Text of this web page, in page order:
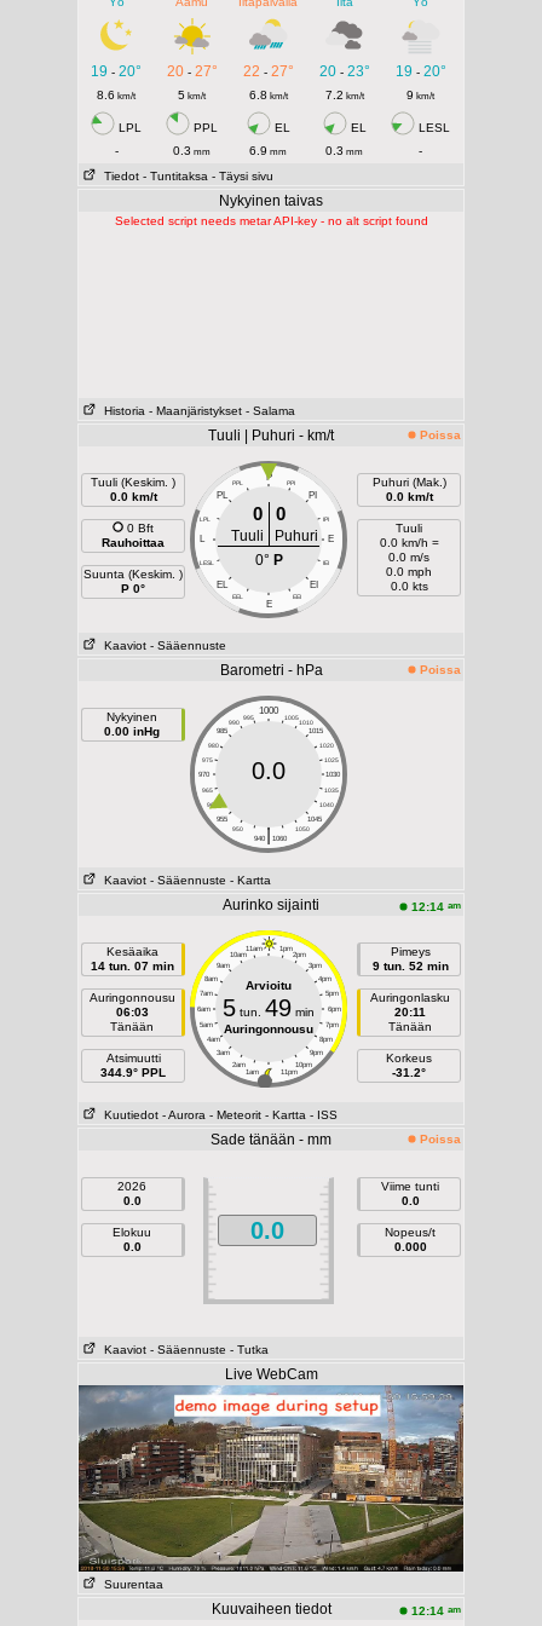
19 - 20° 20- 27° 22 - 27° 20- 23° 19 - 20°
8.6 km/t 5 km/t 6.8 km/t 7.2 km/t 9 km/t
LPL PPL EL EL
LESL
-
0.3 mm 6.9 mm 0.3 mm
-
Tiedot - Tuntitaksa - Täysi sivu
Nykyinen taivas
Selected script needs metar API-key - no alt script found
Historia - Maanjäristykset - Salama
Tuuli | Puhuri - km/t Poissa
Tuuli (Keskim. )
0.0 km/t
0 Bft
Rauhoittaa
Suunta (Keskim. )
P 0°
P
PPL PPI
PL PI
LPL IPI
L E
LESL IEI
EL EI
EEL EEI
E
0 0
Tuuli
Puhuri
0° P
Puhuri (Mak.)
0.0 km/t
Tuuli
0.0 km/h =
0.0 m/s
0.0 mph
0.0 kts
Kaaviot - Sääennuste
Barometri - hPa Poissa
Nykyinen
0.00 inHg
1000
995 1005
990
1010
985
1015
980
1020
975
1025
970
1030
965
1035
960
1040
955
1045
950
1050
|
940 1060
0.0
Kaaviot - Sääennuste - Kartta
Aurinko sijainti 12:14 am
Kesäaika
14 tun. 07 min
Auringonnousu
06:03
Tänään
Atsimuutti
344.9° PPL
11am 1pm
10am 2pm
9am 3pm
8am 4pm
7am 5pm
6am 6pm
5am 7pm
4am 8pm
3am 9pm
2am 10pm
1am 11pm
Arvioitu
5 tun. 49 min
Auringonnousu
Pimeys
9 tun. 52 min
Auringonlasku
20:11
Tänään
Korkeus
-31.2°
Kuutiedot - Aurora - Meteorit - Kartta - ISS
Sade tänään - mm Poissa
2026
0.0
Elokuu
0.0
0.0
Viime tunti
0.0
Nopeus/t
0.000
Kaaviot - Sääennuste - Tutka
Live WebCam
Suurentaa
Kuuvaiheen tiedot 12:14 am